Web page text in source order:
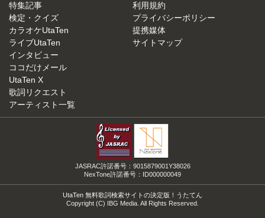
特集記事
検定・クイズ
カラオケUtaTen
ライブUtaTen
インタビュー
ココだけメール
UtaTen X
歌詞リクエスト
アーティスト一覧
利用規約
プライバシーポリシー
提携媒体
サイトマップ
JASRAC許諾番号：9015879001Y38026
NexTone許諾番号：ID000000049
UtaTen 無料歌詞検索サイトの決定版！うたてん
Copyright (C) IBG Media. All Rights Reserved.